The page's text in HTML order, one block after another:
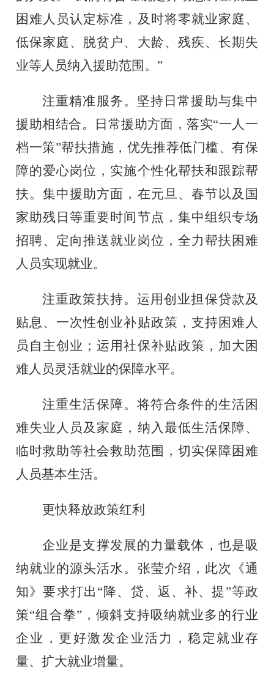
困难人员认定标准，及时将零就业家庭、
低保家庭、脱贫户、大龄、残疾、长期失
业等人员纳入援助范围。”
注重精准服务。坚持日常援助与集中
援助相结合。日常援助方面，落实“一人一
档一策”帮扶措施，优先推荐低门槛、有保
障的爱心岗位，实施个性化帮扶和跟踪帮
扶。集中援助方面，在元旦、春节以及国
家助残日等重要时间节点，集中组织专场
招聘、定向推送就业岗位，全力帮扶困难
人员实现就业。
注重政策扶持。运用创业担保贷款及
贴息、一次性创业补贴政策，支持困难人
员自主创业；运用社保补贴政策，加大困
难人员灵活就业的保障水平。
注重生活保障。将符合条件的生活困
难失业人员及家庭，纳入最低生活保障、
临时救助等社会救助范围，切实保障困难
人员基本生活。
更快释放政策红利
企业是支撑发展的力量载体，也是吸
纳就业的源头活水。张莹介绍，此次《通
知》要求打出 “降、贷、返、补、提”等政
策“组合拳”，倾斜支持吸纳就业多的行业
企业，更好激发企业活力，稳定就业存
量、扩大就业增量。